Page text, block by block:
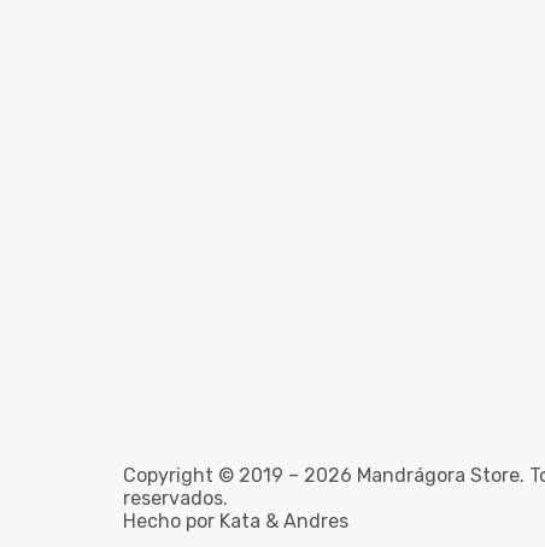
Copyright © 2019 – 2026 Mandrágora Store.
reservados.
Hecho por Kata & Andres